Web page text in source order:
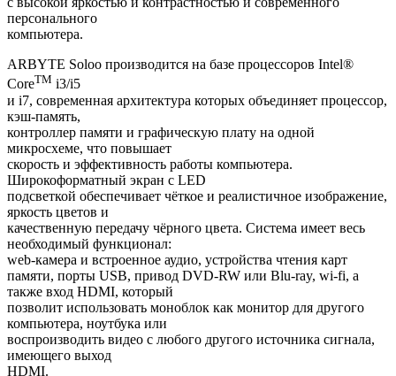
персонального
компьютера.
ARBYTE Soloo производится на базе процессоров Intel®
CoreTM i3/i5
и i7, современная архитектура которых объединяет процессор,
кэш-память,
контроллер памяти и графическую плату на одной
микросхеме, что повышает
скорость и эффективность работы компьютера.
Широкоформатный экран с LED
подсветкой обеспечивает чёткое и реалистичное изображение,
яркость цветов и
качественную передачу чёрного цвета. Система имеет весь
необходимый функционал:
web-камера и встроенное аудио, устройства чтения карт
памяти, порты USB, привод DVD-RW или Blu-ray, wi-fi, а
также вход HDMI, который
позволит использовать моноблок как монитор для другого
компьютера, ноутбука или
воспроизводить видео с любого другого источника сигнала,
имеющего выход
HDMI.